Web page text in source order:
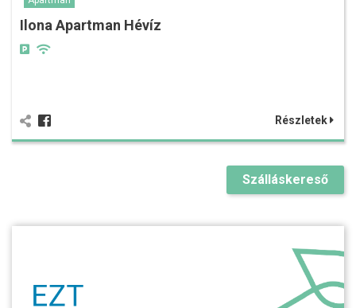
Ilona Apartman Hévíz
Részletek
Szálláskereső